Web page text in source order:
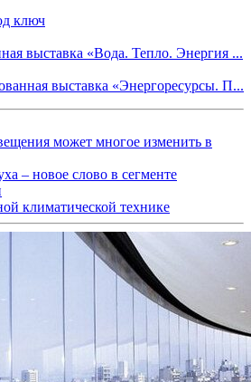
ключ
выставка «Вода. Тепло. Энергия ...
выставка «Энергоресурсы. П...
может многое изменить в
– новое слово в сегменте
климатической технике